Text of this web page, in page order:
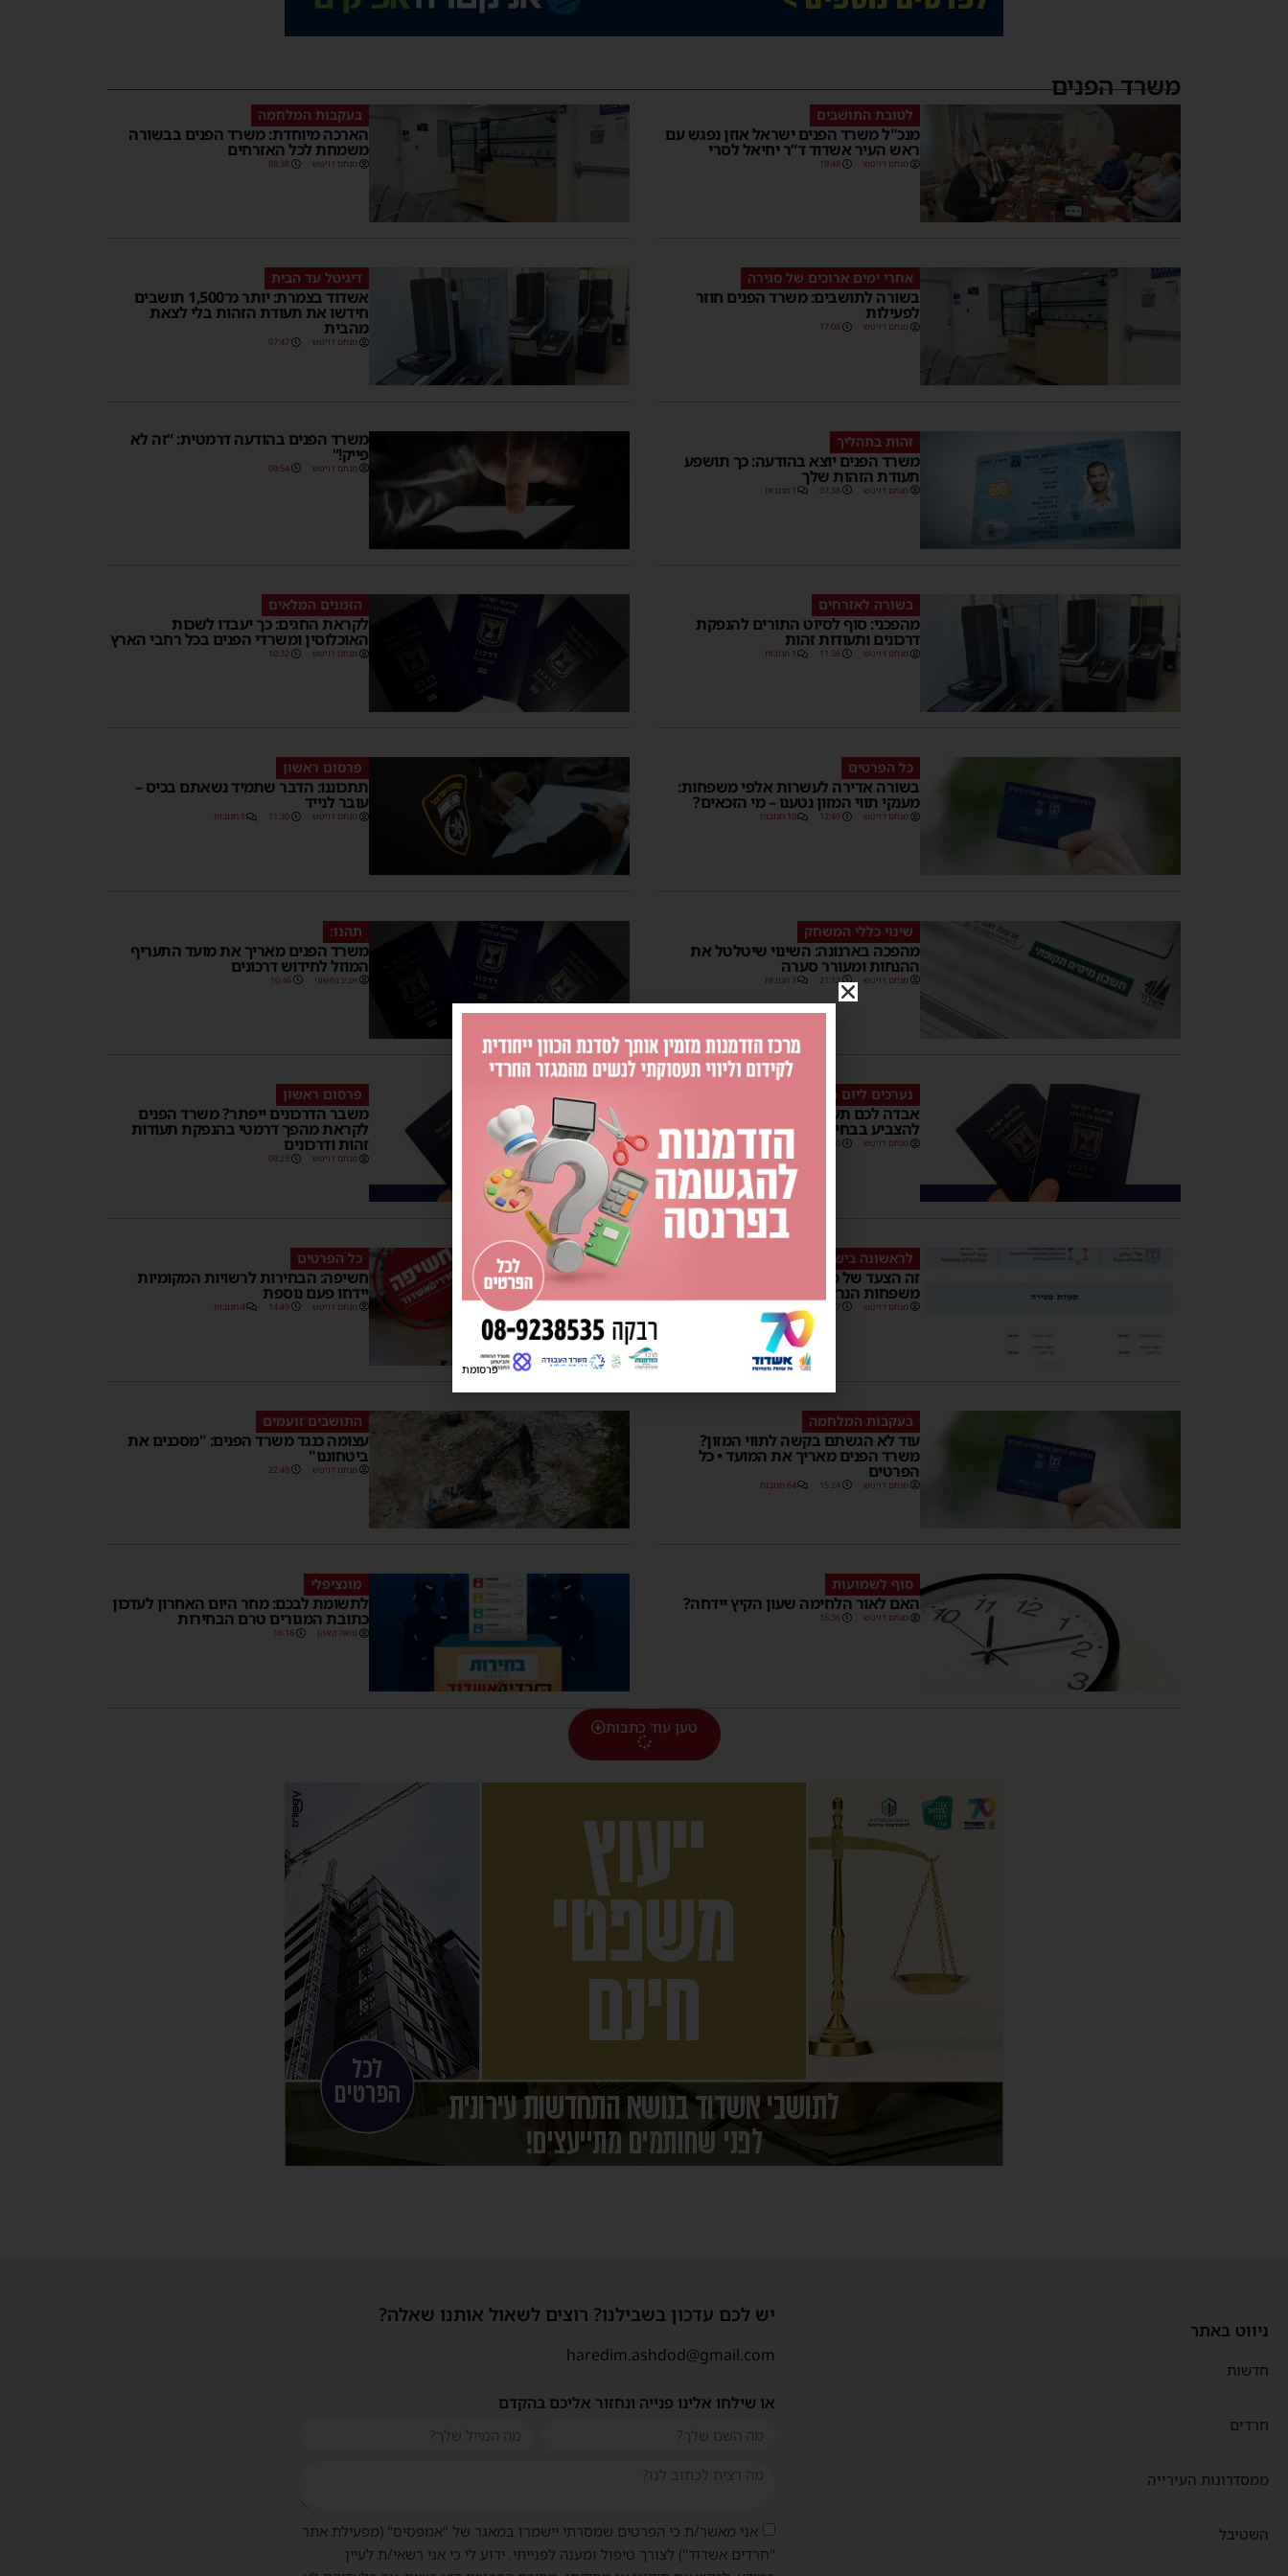
משרד הפנים
לטובת התושבים
מנכ"ל משרד הפנים ישראל אוזן נפגש עם
ראש העיר אשדוד ד”ר יחיאל לסרי
מנחם דויטש 19:48
בעקבות המלחמה
הארכה מיוחדת: משרד הפנים בבשורה
משמחת לכל האזרחים
מנחם דויטש 08:38
אחרי ימים ארוכים של סגירה
בשורה לתושבים: משרד הפנים חוזר
לפעילות
מנחם דויטש 17:08
דיגיטל עד הבית
אשדוד בצמרת: יותר מ־1,500 תושבים
חידשו את תעודת הזהות בלי לצאת
מהבית
מנחם דויטש 07:47
זהות בתהליך
משרד הפנים יוצא בהודעה: כך תושפע
תעודת הזהות שלך
מנחם דויטש 07:38 1 תגובות
משרד הפנים בהודעה דרמטית: “זה לא
פייק!”
מנחם דויטש 09:54
בשורה לאזרחים
מהפכני: סוף לסיוט התורים להנפקת
דרכונים ותעודות זהות
מנחם דויטש 11:36 1 תגובות
הזמנים המלאים
לקראת החגים: כך יעבדו לשכות
האוכלוסין ומשרדי הפנים בכל רחבי הארץ
מנחם דויטש 10:32
כל הפרטים
בשורה אדירה לעשרות אלפי משפחות:
מענקי תווי המזון נטענו – מי הזכאים?
מנחם דויטש 12:49 10 תגובות
פרסום ראשון
תתכוננו: הדבר שתמיד נשאתם בכיס –
עובר לנייד
מנחם דויטש 11:30 1 תגובות
שינוי כללי המשחק
מהפכה בארנונה: השינוי שיטלטל את
ההנחות ומעורר סערה
מנחם דויטש 21:12 3 תגובות
תהנו:
משרד הפנים מאריך את מועד התעריף
המוזל לחידוש דרכונים
אביב נחשוני 10:46
נערכים ליום הבחירות
אבדה לכם תעודת הזהות ומעוניינים
להצביע בבחירות? זה הפיתרון עבורכם
מנחם דויטש 15:30
פרסום ראשון
משבר הדרכונים ייפתר? משרד הפנים
לקראת מהפך דרמטי בהנפקת תעודות
זהות ודרכונים
מנחם דויטש 09:23
לראשונה בישראל
זה הצעד של משרד הפנים לטובת בני
משפחות הנרצחים והנופלים במלחמה
מנחם דויטש 15:27
כל הפרטים
חשיפה: הבחירות לרשויות המקומיות
יידחו פעם נוספת
מנחם דויטש 14:49 4 תגובות
בעקבות המלחמה
עוד לא הגשתם בקשה לתווי המזון?
משרד הפנים מאריך את המועד • כל
הפרטים
מנחם דויטש 15:24 64 תגובות
התושבים זועמים
עצומה כנגד משרד הפנים: "מסכנים את
ביטחוננו"
מנחם דויטש 22:49
סוף לשמועות
האם לאור הלחימה שעון הקיץ יידחה?
מנחם דויטש 16:36
מונציפלי
לתשומת לבכם: מחר היום האחרון לעדכון
כתובת המגורים טרם הבחירות
משה קאהן 16:16
טען עוד כתבות
ניווט באתר
חדשות
חרדים
ממסדרונות העירייה
השטיבל
יש לכם עדכון בשבילנו? רוצים לשאול אותנו שאלה?
haredim.ashdod@gmail.com
או שילחו אלינו פנייה ונחזור אליכם בהקדם
אני מאשר/ת כי הפרטים שמסרתי יישמרו במאגר של "אמפסיס" (מפעילת אתר
"חרדים אשדוד") לצורך טיפול ומענה לפנייתי. ידוע לי כי אני רשאי/ת לעיין
פרסומת